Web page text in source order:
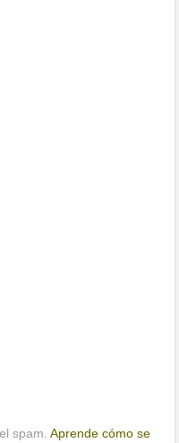
spam.Aprende cómo se